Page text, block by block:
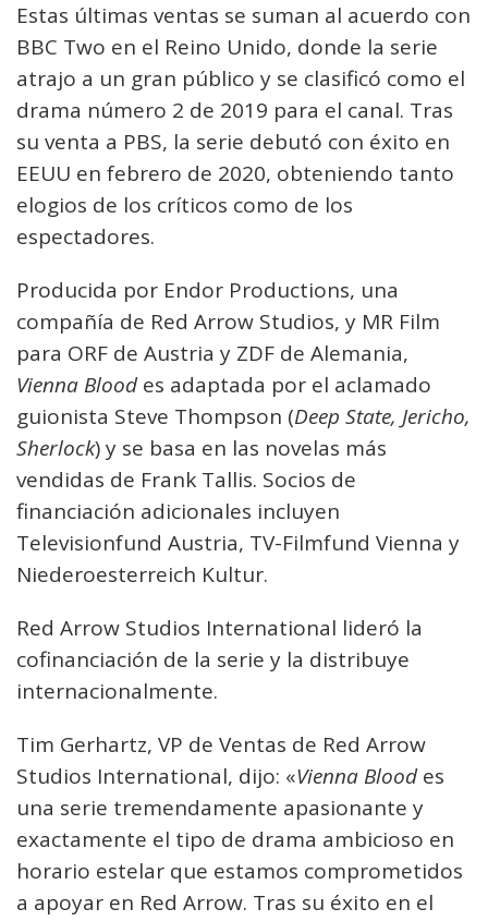
Estas últimas ventas se suman al acuerdo con
BBC Two en el Reino Unido, donde la serie
atrajo a un gran público y se clasificó como el
drama número 2 de 2019 para el canal. Tras
su venta a PBS, la serie debutó con éxito en
EEUU en febrero de 2020, obteniendo tanto
elogios de los críticos como de los
espectadores.
Producida por Endor Productions, una
compañía de Red Arrow Studios, y MR Film
para ORF de Austria y ZDF de Alemania,
Vienna Bloodes adaptada por el aclamado
guionista Steve Thompson (Deep State, Jericho,
Sherlock) y se basa en las novelas más
vendidas de Frank Tallis. Socios de
financiación adicionales incluyen
Televisionfund Austria, TV-Filmfund Vienna y
Niederoesterreich Kultur.
Red Arrow Studios International lideró la
cofinanciación de la serie y la distribuye
internacionalmente.
Tim Gerhartz, VP de Ventas de Red Arrow
Studios International, dijo: «Vienna Bloodes
una serie tremendamente apasionante y
exactamente el tipo de drama ambicioso en
horario estelar que estamos comprometidos
a apoyar en Red Arrow. Tras su éxito en el